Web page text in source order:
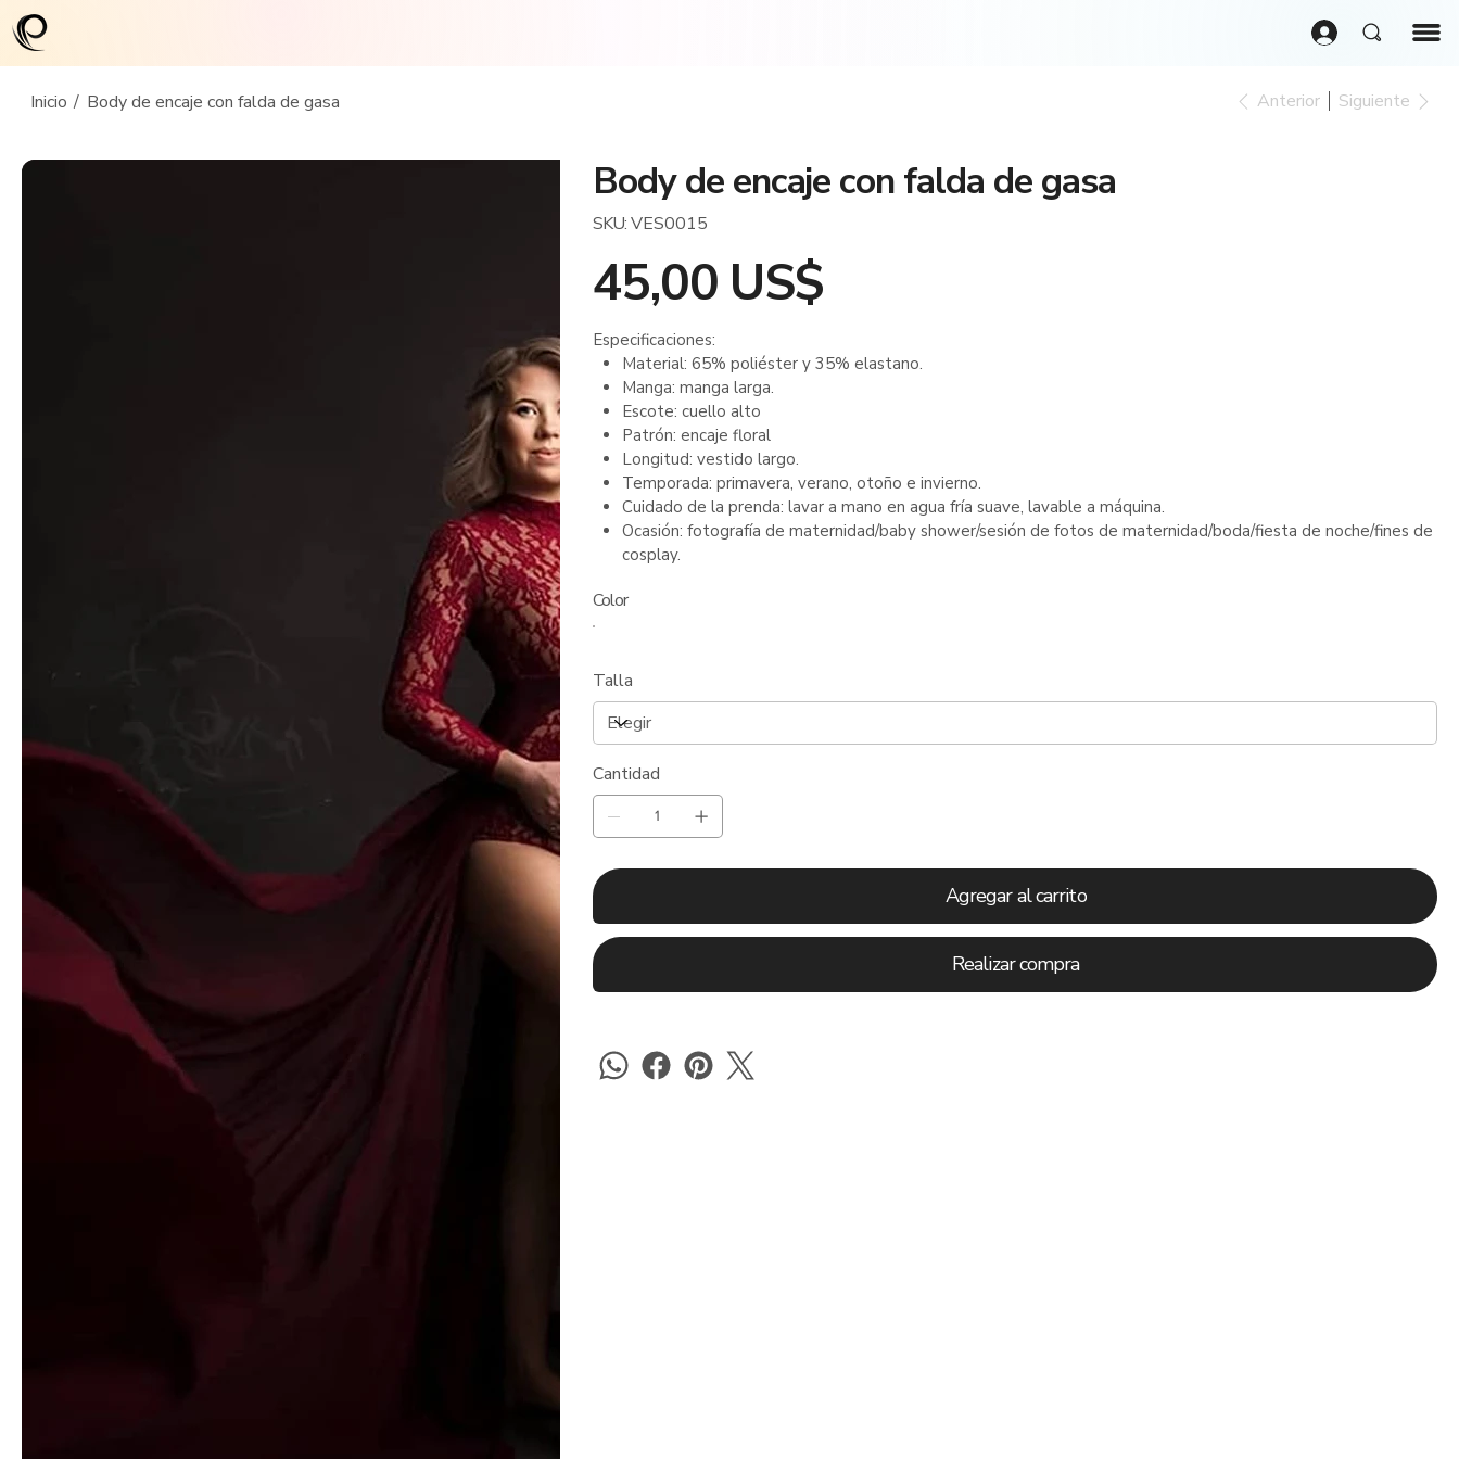
Inicio / Body de encaje con falda de gasa Anterior Siguiente
Body de encaje con falda de gasa
SKU: SKU
VES0015
VES0015
45,00 US$
Especificaciones:
Material: 65% poliéster y 35% elastano.
Manga: manga larga.
Escote: cuello alto
Patrón: encaje floral
Longitud: vestido largo.
Temporada: primavera, verano, otoño e invierno.
Cuidado de la prenda: lavar a mano en agua fría suave, lavable a máquina.
Ocasión: fotografía de maternidad/baby shower/sesión de fotos de maternidad/boda/fiesta de noche/fines de
cosplay.
Color
Talla
Cantidad
Agregar al carrito
Realizar compra